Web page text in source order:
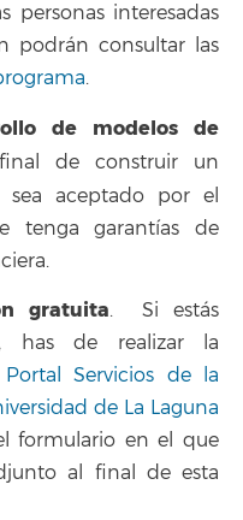
personas interesadas
podrán consultar las
.
de modelos de
de construir un
sea aceptado por el
tenga garantías de
gratuita. Si estás
has de realizar la
Portal Servicios de la
de La Laguna
formulario en el que
al final de esta